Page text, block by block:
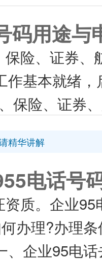
码用途与
保险、证券
作基本就绪
保险、证券
精华讲解
电话号
资质。企业
办理?办理
、企业95电